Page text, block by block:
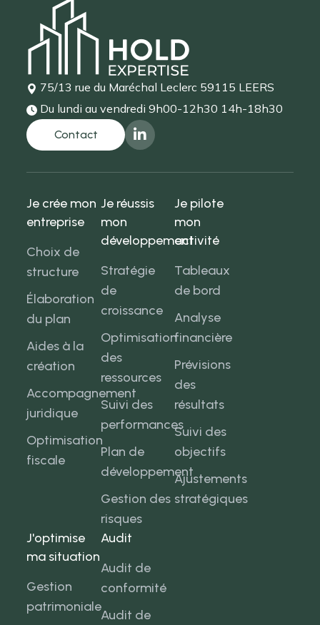
75/13 rue du Maréchal Leclerc 59115 LEERS
Du lundi au vendredi9h00-12h30 14h-18h30
Je crée mon
entreprise
Choix de
structure
Élaboration
du plan
Aides à la
création
Accompagnement
juridique
Optimisation
fiscale
Je réussis
mon
développement
Stratégie
de
croissance
Optimisation
des
ressources
Suivi des
performances
Plan de
développement
Gestion des
risques
Je pilote
mon
activité
Tableaux
de bord
Analyse
financière
Prévisions
des
résultats
Suivi des
objectifs
Ajustements
stratégiques
J'optimise
ma situation
Gestion
patrimoniale
Audit
Audit de
conformité
Audit de